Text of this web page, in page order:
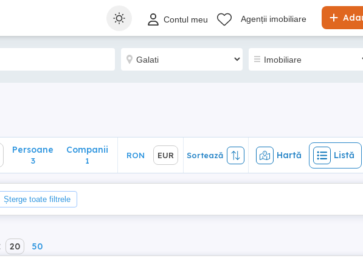
Contul meu Agenții imobiliare
RON EUR Sortează Hartă Listă
Persoane
3
Companii
1
RON EUR Sortează Hartă Listă
Șterge toate filtrele
20 50